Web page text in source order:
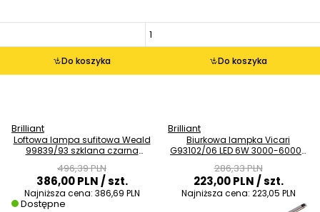
Do koszyka
Brilliant
Loftowa lampa sufitowa Weald
99839/93 szklana czarna
496,39 PLN
386,00 PLN/ szt.
Najniższa cena: 386,69 PLN
Dostępne
Do koszyka
Brilliant
Biurkowa lampka Vicari
G93102/06 LED 6W 3000-6000K
286,33 PLN
223,00 PLN/ szt.
Najniższa cena: 223,05 PLN